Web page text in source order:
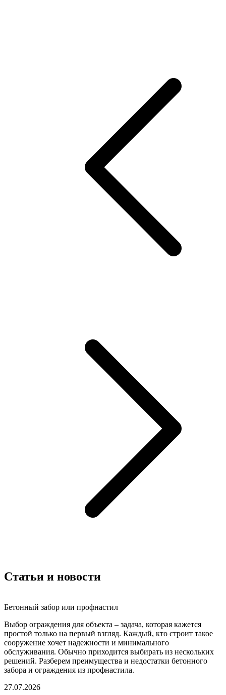
Статьи и новости
Бетонный забор или профнастил
Выбор ограждения для объекта – задача, которая кажется
простой только на первый взгляд. Каждый, кто строит такое
сооружение хочет надежности и минимального
обслуживания. Обычно приходится выбирать из нескольких
решений. Разберем преимущества и недостатки бетонного
забора и ограждения из профнастила.
27.07.2026